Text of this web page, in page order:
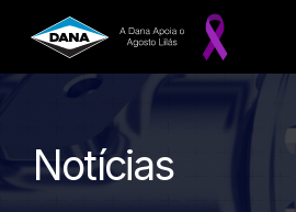
Notícias